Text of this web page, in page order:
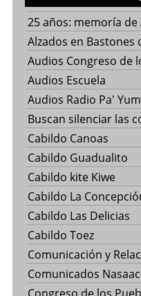
25 años: memoría de
Alzados en Bastones
Audios Congreso de
Audios Escuela
Audios Radio Pa'
Buscan silenciar las
Cabildo Canoas
Cabildo Guadualito
Cabildo kite Kiwe
Cabildo La
Cabildo Las Delicias
Cabildo Toez
Comunicación y
Comunicados
Congreso de los